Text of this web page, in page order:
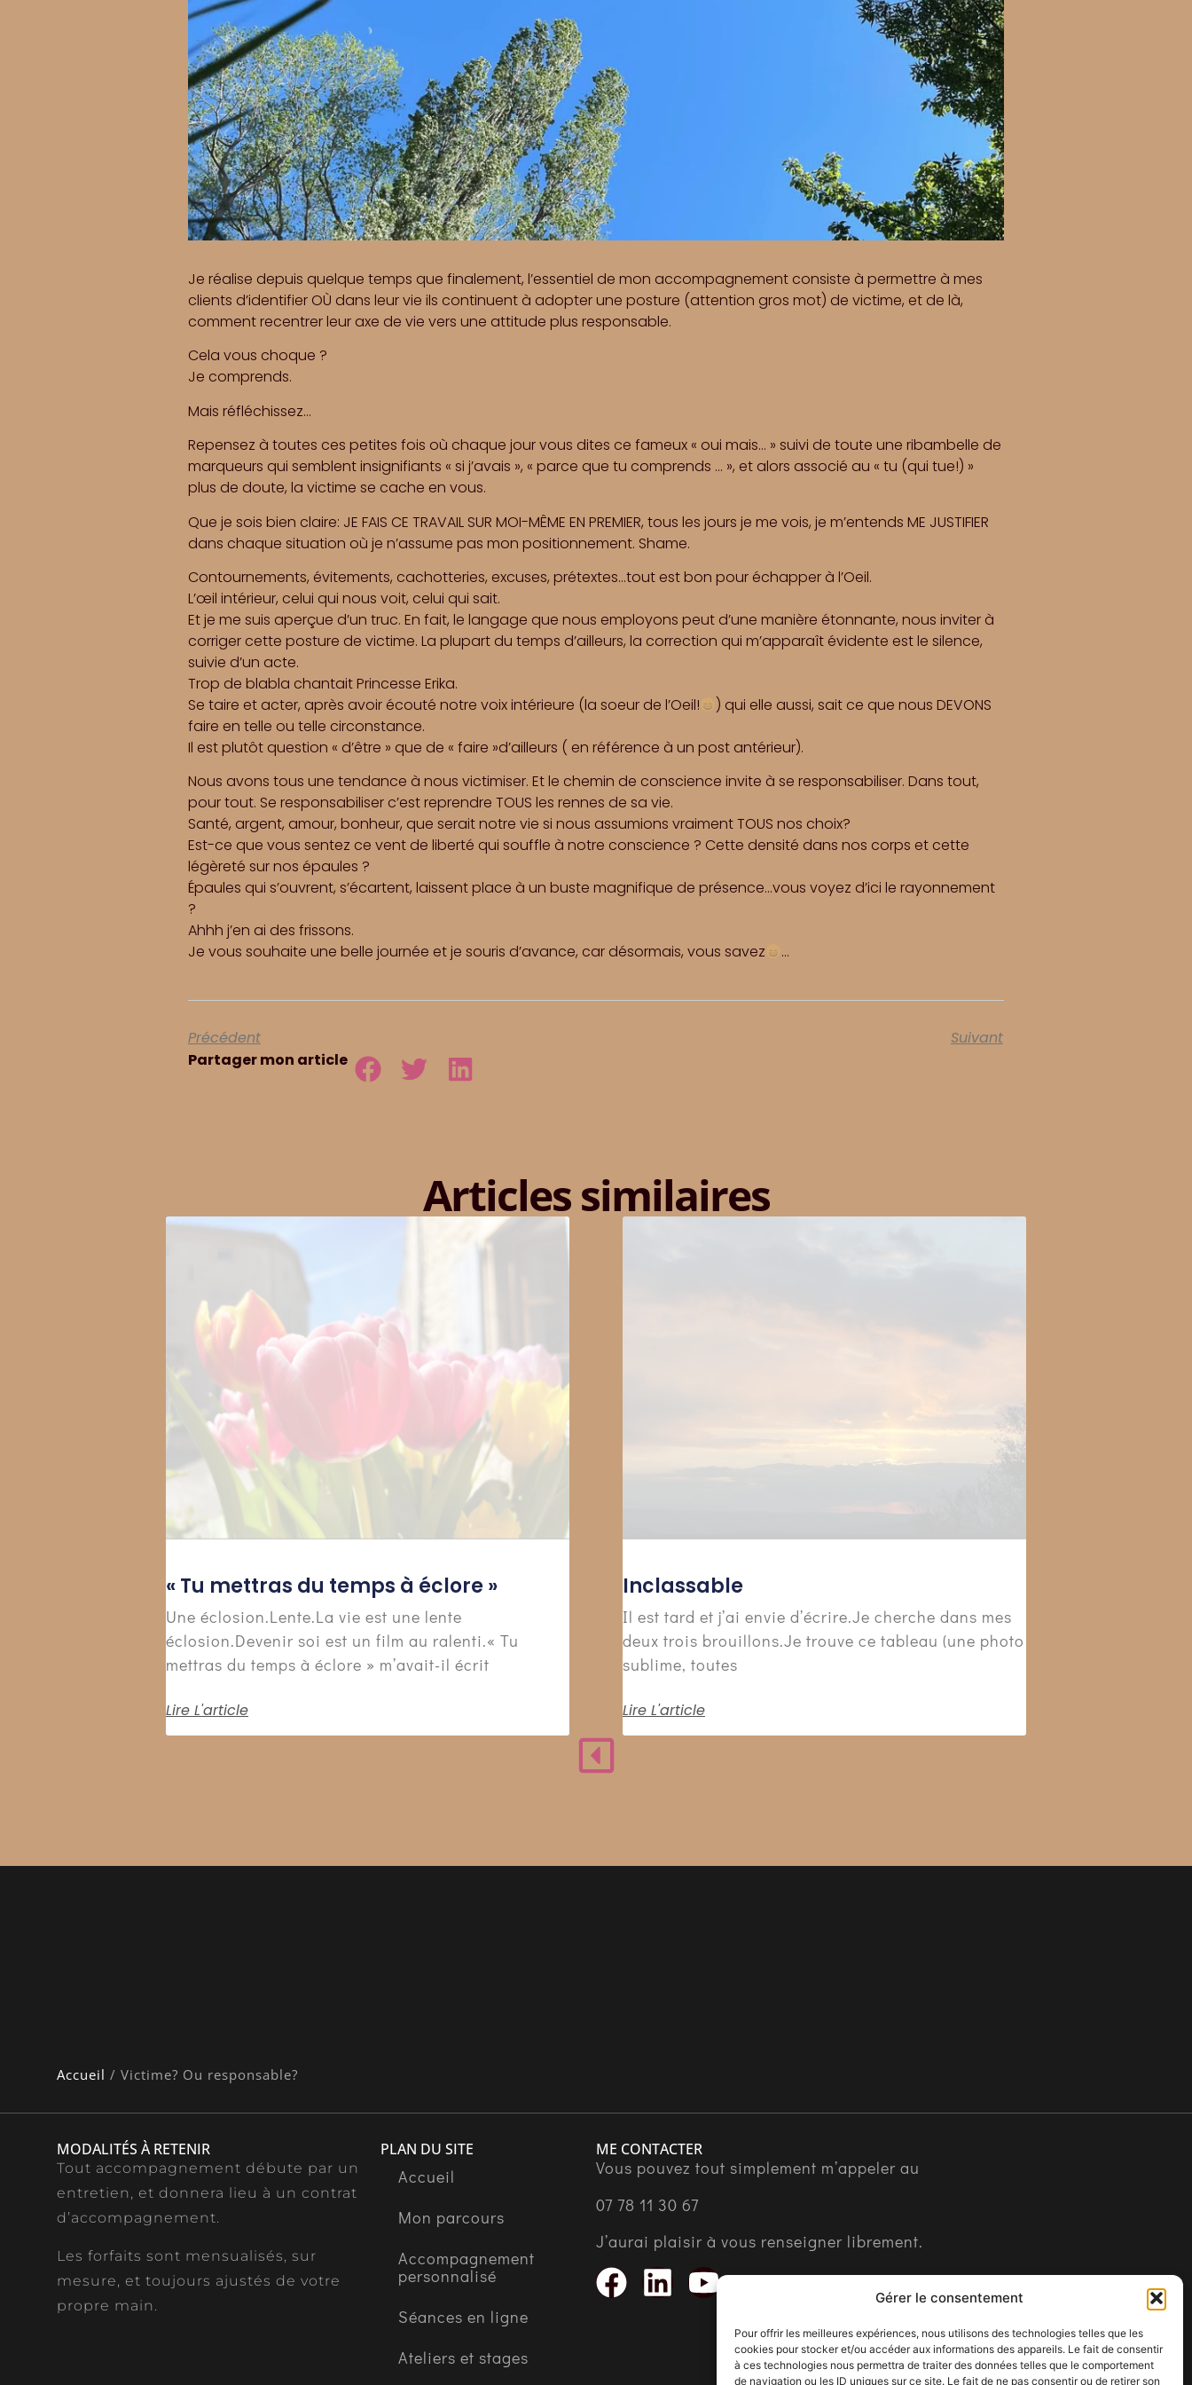
Gérer le consentement
Pour offrir les meilleures expériences, nous utilisons des technologies telles que les
cookies pour stocker et/ou accéder aux informations des appareils. Le fait de consentir
à ces technologies nous permettra de traiter des données telles que le comportement
de navigation ou les ID uniques sur ce site. Le fait de ne pas consentir ou de retirer son
Je réalise depuis quelque temps que finalement, l’essentiel de mon accompagnement consiste à permettre à mes
clients d’identifier OÙ dans leur vie ils continuent à adopter une posture (attention gros mot) de victime, et de là,
comment recentrer leur axe de vie vers une attitude plus responsable.
Cela vous choque ?
Je comprends.
Mais réfléchissez…
Repensez à toutes ces petites fois où chaque jour vous dites ce fameux « oui mais… » suivi de toute une ribambelle de
marqueurs qui semblent insignifiants « si j’avais », « parce que tu comprends … », et alors associé au « tu (qui tue!) »
plus de doute, la victime se cache en vous.
Que je sois bien claire: JE FAIS CE TRAVAIL SUR MOI-MÊME EN PREMIER, tous les jours je me vois, je m’entends ME JUSTIFIER
dans chaque situation où je n’assume pas mon positionnement. Shame.
Contournements, évitements, cachotteries, excuses, prétextes…tout est bon pour échapper à l’Oeil.
L’œil intérieur, celui qui nous voit, celui qui sait.
Et je me suis aperçue d’un truc. En fait, le langage que nous employons peut d’une manière étonnante, nous inviter à
corriger cette posture de victime. La plupart du temps d’ailleurs, la correction qui m’apparaît évidente est le silence,
suivie d’un acte.
Trop de blabla chantait Princesse Erika.
Se taire et acter, après avoir écouté notre voix intérieure (la soeur de l’Oeil!
) qui elle aussi, sait ce que nous DEVONS
faire en telle ou telle circonstance.
Il est plutôt question « d’être » que de « faire »d’ailleurs ( en référence à un post antérieur).
Nous avons tous une tendance à nous victimiser. Et le chemin de conscience invite à se responsabiliser. Dans tout,
pour tout. Se responsabiliser c’est reprendre TOUS les rennes de sa vie.
Santé, argent, amour, bonheur, que serait notre vie si nous assumions vraiment TOUS nos choix?
Est-ce que vous sentez ce vent de liberté qui souffle à notre conscience ? Cette densité dans nos corps et cette
légèreté sur nos épaules ?
Épaules qui s’ouvrent, s’écartent, laissent place à un buste magnifique de présence…vous voyez d’ici le rayonnement
?
Ahhh j’en ai des frissons.
Je vous souhaite une belle journée et je souris d’avance, car désormais, vous savez
…
Précédent
Suivant
Partager mon article
Articles similaires
« Tu mettras du temps à éclore »
Une éclosion.Lente.La vie est une lente
éclosion.Devenir soi est un film au ralenti.« Tu
mettras du temps à éclore » m’avait-il écrit
Lire L'article
Inclassable
Il est tard et j’ai envie d’écrire.Je cherche dans mes
deux trois brouillons.Je trouve ce tableau (une photo
sublime, toutes
Lire L'article
Accueil / Victime? Ou responsable?
MODALITÉS À RETENIR
Tout accompagnement débute par un
entretien, et donnera lieu à un contrat
d’accompagnement.
Les forfaits sont mensualisés, sur
mesure, et toujours ajustés de votre
propre main.
PLAN DU SITE
Accueil
Mon parcours
Accompagnement
personnalisé
Séances en ligne
Ateliers et stages
ME CONTACTER
Vous pouvez tout simplement m’appeler au
07 78 11 30 67
J’aurai plaisir à vous renseigner librement.